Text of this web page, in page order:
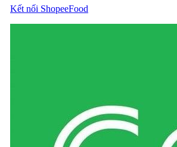
Kết nối ShopeeFood